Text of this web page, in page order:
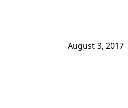
August 3, 2017